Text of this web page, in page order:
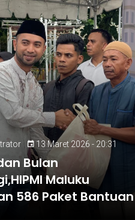
13 Maret 2026 - 20:31
Bulan
Maluku
586 Paket Bantuan